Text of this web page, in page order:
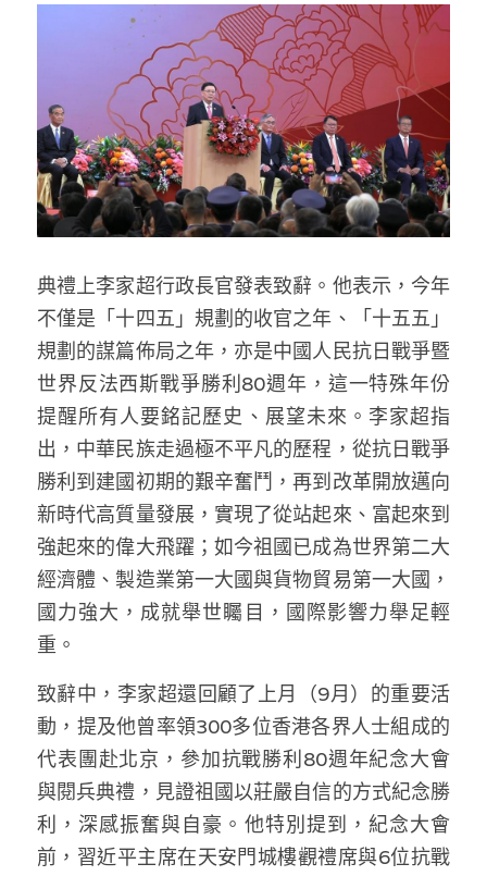
典禮上李家超行政長官發表致辭。他表示，今年
不僅是「十四五」規劃的收官之年、「十五五」
規劃的謀篇佈局之年，亦是中國人民抗日戰爭暨
世界反法西斯戰爭勝利80週年，這一特殊年份
提醒所有人要銘記歷史、展望未來。李家超指
出，中華民族走過極不平凡的歷程，從抗日戰爭
勝利到建國初期的艱辛奮鬥，再到改革開放邁向
新時代高質量發展，實現了從站起來、富起來到
強起來的偉大飛躍；如今祖國已成為世界第二大
經濟體、製造業第一大國與貨物貿易第一大國，
國力強大，成就舉世矚目，國際影響力舉足輕
重。
致辭中，李家超還回顧了上月（9月）的重要活
動，提及他曾率領300多位香港各界人士組成的
代表團赴北京，參加抗戰勝利80週年紀念大會
與閱兵典禮，見證祖國以莊嚴自信的方式紀念勝
利，深感振奮與自豪。他特別提到，紀念大會
前，習近平主席在天安門城樓觀禮席與6位抗戰